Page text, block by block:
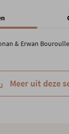
& Erwan
Meer uit deze